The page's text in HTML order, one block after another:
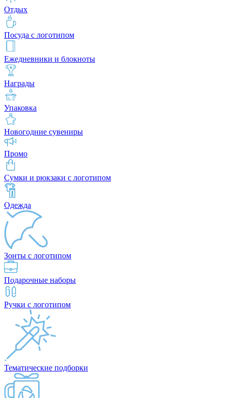
Отдых
Посуда с логотипом
Ежедневники и блокноты
Награды
Упаковка
Новогодние сувениры
Промо
Сумки и рюкзаки с логотипом
Одежда
Зонты с логотипом
Подарочные наборы
Ручки с логотипом
Тематические подборки